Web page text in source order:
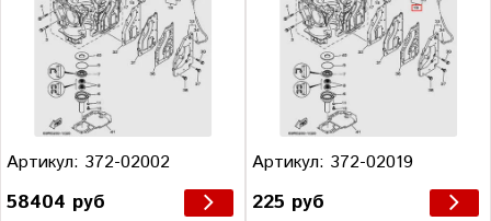
Артикул: 372-02002
58404 руб
Артикул: 372-02019
225 руб